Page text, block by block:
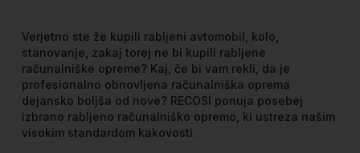
Verjetno ste že kupili rabljeni avtomobil, kolo,
stanovanje, zakaj torej ne bi kupili rabljene
računalniške opreme? Kaj, če bi vam rekli, da je
profesionalno obnovljena računalniška oprema
dejansko boljša od nove? RECOSI ponuja posebej
izbrano rabljeno računalniško opremo, ki ustreza našim
visokim standardom kakovosti.